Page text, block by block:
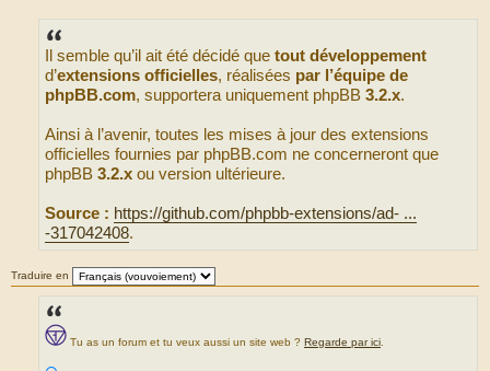
Il semble qu’il ait été décidé que tout développement
d’extensions officielles, réalisées par l’équipe de
phpBB.com, supportera uniquement phpBB 3.2.x.
Ainsi à l’avenir, toutes les mises à jour des extensions
officielles fournies par phpBB.com ne concerneront que
phpBB 3.2.x ou version ultérieure.
Source : https://github.com/phpbb-extensions/ad- ...
-317042408.
Traduire en
Tu as un forum et tu veux aussi un site web ? Regarde par ici